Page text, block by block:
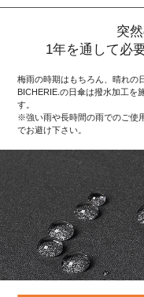
突
1年を通して必
梅雨の時期はもちろん、晴れの
BICHERIE.の日傘は撥水加工を
す。
※強い雨や長時間の雨でのご使
でお避け下さい。